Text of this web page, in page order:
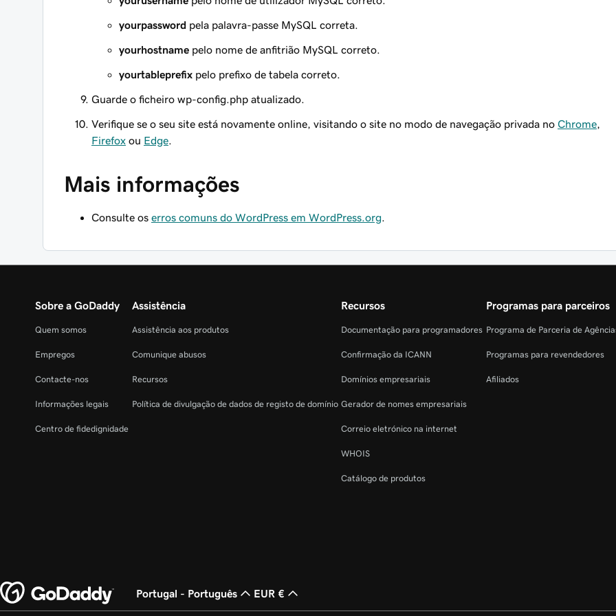
yourpassword pela palavra-passe MySQL correta.
yourhostname pelo nome de anfitrião MySQL correto.
yourtableprefix pelo prefixo de tabela correto.
Guarde o ficheiro wp-config.php atualizado.
Verifique se o seu site está novamente online, visitando o site no modo de navegação privada no Chrome
Firefox ou Edge
Mais informações
Consulte os erros comuns do WordPress em WordPress.org
Sobre a GoDaddy
Quem somos
Empregos
Contacte-nos
Informações legais
Centro de fidedignidade
Assistência
Assistência aos produtos
Comunique abusos
Recursos
Política de divulgação de dados de registo de domínio
Recursos
Documentação para programadores
Confirmação da ICANN
Domínios empresariais
Gerador de nomes empresariais
Correio eletrónico na internet
WHOIS
Catálogo de produtos
Programas para parceiros
Programa de Parceria de
Programas para revendedores
Afiliados
Portugal - Português EUR €